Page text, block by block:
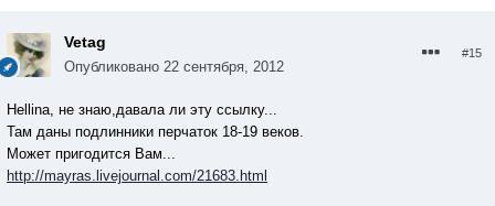
Vetag
Опубликовано 22 сентября, 2012
#15
Hellina, не знаю,давала ли эту ссылку...
Там даны подлинники перчаток 18-19 веков.
Может пригодится Вам...
http://mayras.livejournal.com/21683.html